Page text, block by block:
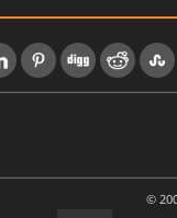
©